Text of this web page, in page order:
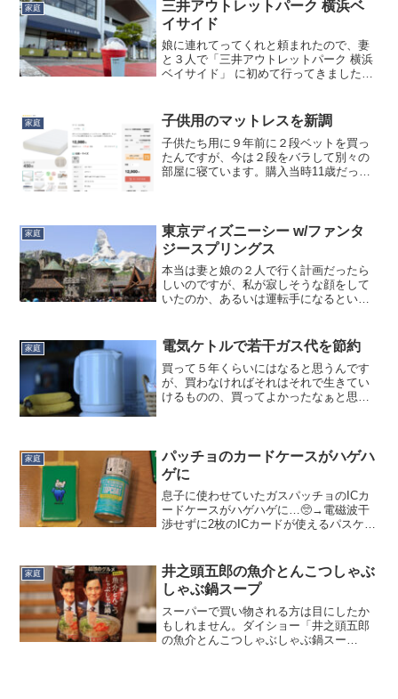
家庭
三井アウトレットパーク 横浜ベ
イサイド
娘に連れてってくれと頼まれたので、妻
と３人で「三井アウトレットパーク 横浜
ベイサイド」 に初めて行ってきました。
頃（15年前くらい）に一回行って、何が
アウトレットなのか...
家庭 子供用のマットレスを新調
子供たち用に９年前に２段ベットを買っ
たんですが、今は２段をバラして別々の
部屋に寝ています。購入当時11歳だった
が出てきたようなので...
家庭
東京ディズニーシー w/ファンタ
ジースプリングス
本当は妻と娘の２人で行く計画だったら
しいのですが、私が寂しそうな顔をして
いたのか、あるいは運転手になるという
に行ってきました。おそらく10年ぶり。
10年前から娘が友達と行く...
家庭 電気ケトルで若干ガス代を節約
買って５年くらいにはなると思うんです
が、買わなければそれはそれで生きてい
けるものの、買ってよかったなぁと思う
２杯飲む時に本当にお湯を...
家庭
パッチョのカードケースがハゲハ
ゲに
息子に使わせていたガスパッチョのICカ
ードケースがハゲハゲに…🥺→電磁波干
渉せずに2枚のICカードが使えるパスケー
たので…。剥がれてから気が付いたん
で...
家庭
井之頭五郎の魚介とんこつしゃぶ
しゃぶ鍋スープ
スーパーで買い物される方は目にしたか
もしれません。ダイショー「井之頭五郎
の魚介とんこつしゃぶしゃぶ鍋スー